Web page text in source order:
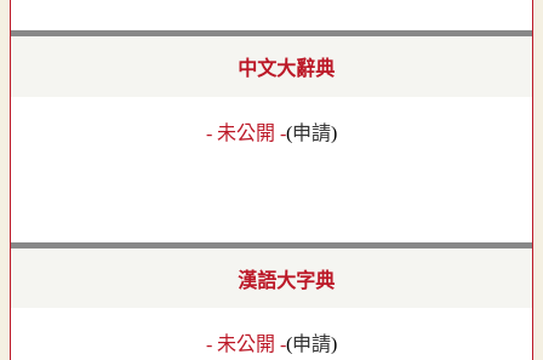
中文大辭典
- 未公開 -(申請)
漢語大字典
- 未公開 -(申請)